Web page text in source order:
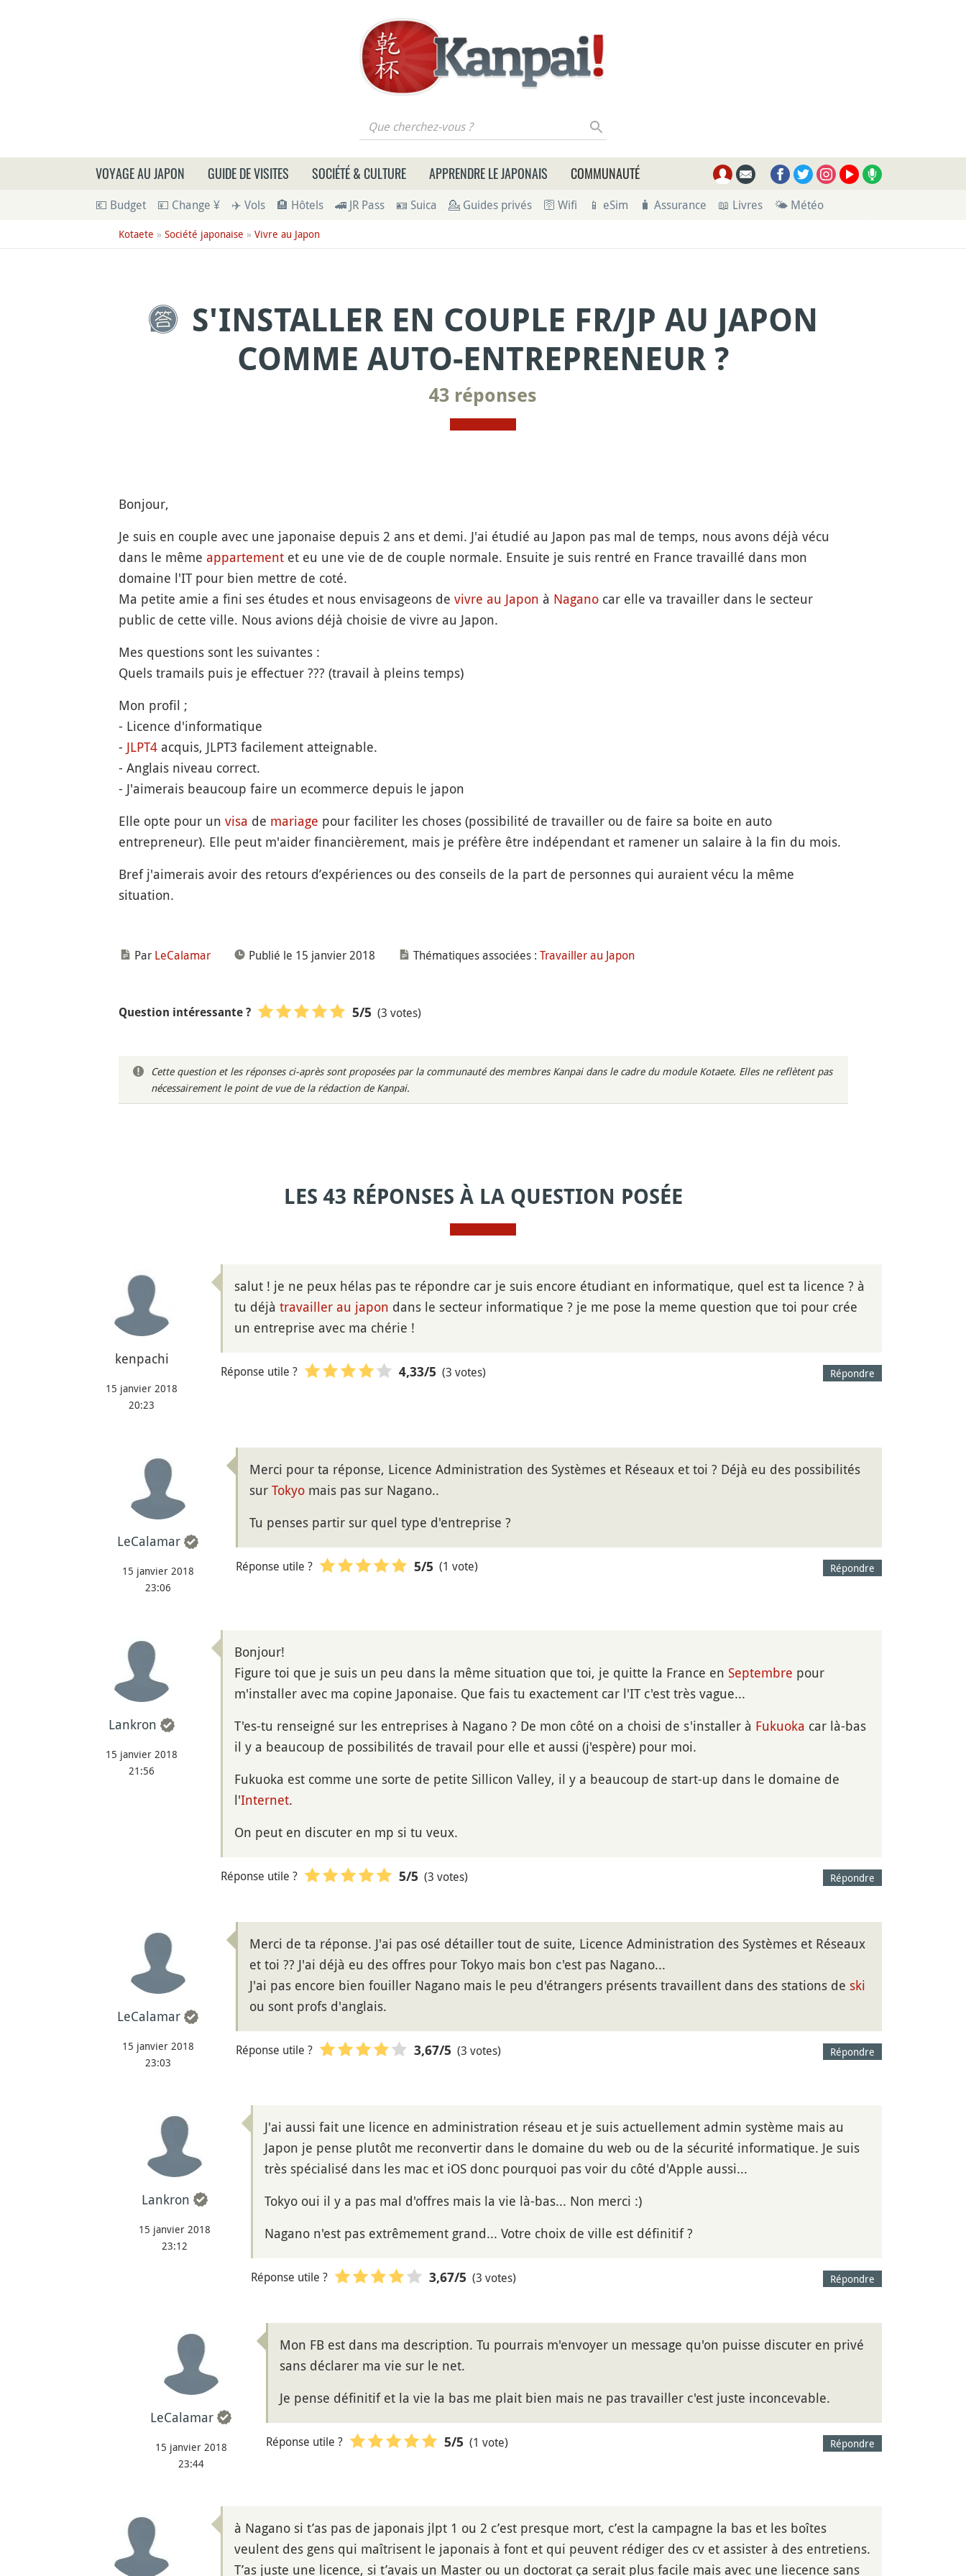
Que cherchez-vous ?
VOYAGE AU JAPON GUIDE DE VISITES SOCIÉTÉ & CULTURE APPRENDRE LE JAPONAIS COMMUNAUTÉ
💶 Budget 💴 Change ¥ ✈️ Vols 🏨 Hôtels 🚄 JR Pass 🪪 Suica 💁 Guides privés 🛜 Wifi 📱 eSim 🧳 Assurance 📖 Livres 🌤 Météo
Kotaete » Société japonaise » Vivre au Japon
S'INSTALLER EN COUPLE FR/JP AU JAPON
COMME AUTO-ENTREPRENEUR ?
43 réponses
Bonjour,
Je suis en couple avec une japonaise depuis 2 ans et demi. J'ai étudié au Japon pas mal de temps, nous avons déjà vécu
dans le même appartementet eu une vie de de couple normale. Ensuite je suis rentré en France travaillé dans mon
domaine l'IT pour bien mettre de coté.
Ma petite amie a fini ses études et nous envisageons de vivre au Japon à Naganocar elle va travailler dans le secteur
public de cette ville. Nous avions déjà choisie de vivre au Japon.
Mes questions sont les suivantes :
Quels tramails puis je effectuer ??? (travail à pleins temps)
Mon profil ;
- Licence d'informatique
- JLPT4acquis, JLPT3 facilement atteignable.
- Anglais niveau correct.
- J'aimerais beaucoup faire un ecommerce depuis le japon
Elle opte pour un visa de mariage pour faciliter les choses (possibilité de travailler ou de faire sa boite en auto
entrepreneur). Elle peut m'aider financièrement, mais je préfère être indépendant et ramener un salaire à la fin du mois.
Bref j'aimerais avoir des retours d’expériences ou des conseils de la part de personnes qui auraient vécu la même
situation.
Par LeCalamar Publié le 15 janvier 2018 Thématiques associées : Travailler au Japon
Question intéressante ? 5/5 (3 votes)
Cette question et les réponses ci-après sont proposées par la communauté des membres Kanpai dans le cadre du module Kotaete. Elles ne reflètent pas
nécessairement le point de vue de la rédaction de Kanpai.
LES 43 RÉPONSES À LA QUESTION POSÉE
kenpachi
15 janvier 2018
20:23
salut ! je ne peux hélas pas te répondre car je suis encore étudiant en informatique, quel est ta licence ? à
tu déjà travailler au japon dans le secteur informatique ? je me pose la meme question que toi pour crée
un entreprise avec ma chérie !
Répondre
Réponse utile ? 4,33/5 (3 votes)
LeCalamar
15 janvier 2018
23:06
Merci pour ta réponse, Licence Administration des Systèmes et Réseaux et toi ? Déjà eu des possibilités
sur Tokyomais pas sur Nagano..
Tu penses partir sur quel type d'entreprise ?
Répondre
Réponse utile ? 5/5 (1 vote)
Lankron
15 janvier 2018
21:56
Bonjour!
Figure toi que je suis un peu dans la même situation que toi, je quitte la France en Septembre pour
m'installer avec ma copine Japonaise. Que fais tu exactement car l'IT c'est très vague...
T'es-tu renseigné sur les entreprises à Nagano ? De mon côté on a choisi de s'installer à Fukuoka car là-bas
il y a beaucoup de possibilités de travail pour elle et aussi (j'espère) pour moi.
Fukuoka est comme une sorte de petite Sillicon Valley, il y a beaucoup de start-up dans le domaine de
l'Internet.
On peut en discuter en mp si tu veux.
Répondre
Réponse utile ? 5/5 (3 votes)
LeCalamar
15 janvier 2018
23:03
Merci de ta réponse. J'ai pas osé détailler tout de suite, Licence Administration des Systèmes et Réseaux
et toi ?? J'ai déjà eu des offres pour Tokyo mais bon c'est pas Nagano...
J'ai pas encore bien fouiller Nagano mais le peu d'étrangers présents travaillent dans des stations de ski
ou sont profs d'anglais.
Répondre
Réponse utile ? 3,67/5 (3 votes)
Lankron
15 janvier 2018
23:12
J'ai aussi fait une licence en administration réseau et je suis actuellement admin système mais au
Japon je pense plutôt me reconvertir dans le domaine du web ou de la sécurité informatique. Je suis
très spécialisé dans les mac et iOS donc pourquoi pas voir du côté d'Apple aussi...
Tokyo oui il y a pas mal d'offres mais la vie là-bas... Non merci :)
Nagano n'est pas extrêmement grand... Votre choix de ville est définitif ?
Répondre
Réponse utile ? 3,67/5 (3 votes)
LeCalamar
15 janvier 2018
23:44
Mon FB est dans ma description. Tu pourrais m'envoyer un message qu'on puisse discuter en privé
sans déclarer ma vie sur le net.
Je pense définitif et la vie la bas me plait bien mais ne pas travailler c'est juste inconcevable.
Répondre
Réponse utile ? 5/5 (1 vote)
à Nagano si t’as pas de japonais jlpt 1 ou 2 c’est presque mort, c’est la campagne la bas et les boîtes
veulent des gens qui maîtrisent le japonais à font et qui peuvent rédiger des cv et assister à des entretiens.
T’as juste une licence, si t’avais un Master ou un doctorat ça serait plus facile mais avec une liecence sans